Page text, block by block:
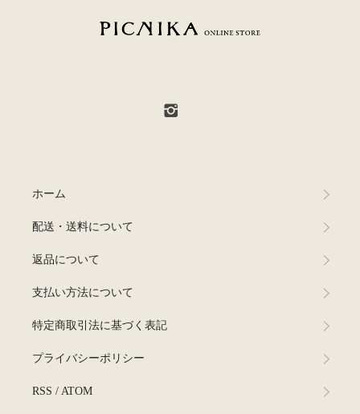
ホーム
配送・送料について
返品について
支払い方法について
特定商取引法に基づく表記
プライバシーポリシー
RSS / ATOM